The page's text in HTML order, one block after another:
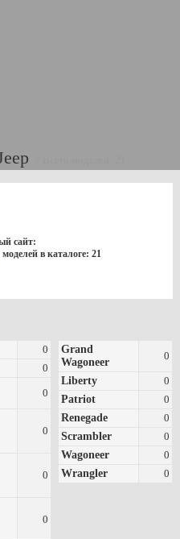
сайт:
в каталоге: 21
0
0
0
0
0
0
Grand
Wagoneer
0
Liberty
0
Patriot
0
Renegade
0
Scrambler
0
Wagoneer
0
Wrangler
0